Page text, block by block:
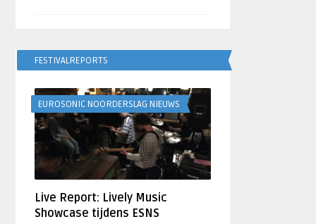
FESTIVALREPORTS
EUROSONIC NOORDERSLAG NIEUWS
Live Report: Lively Music
Showcase tijdens ESNS